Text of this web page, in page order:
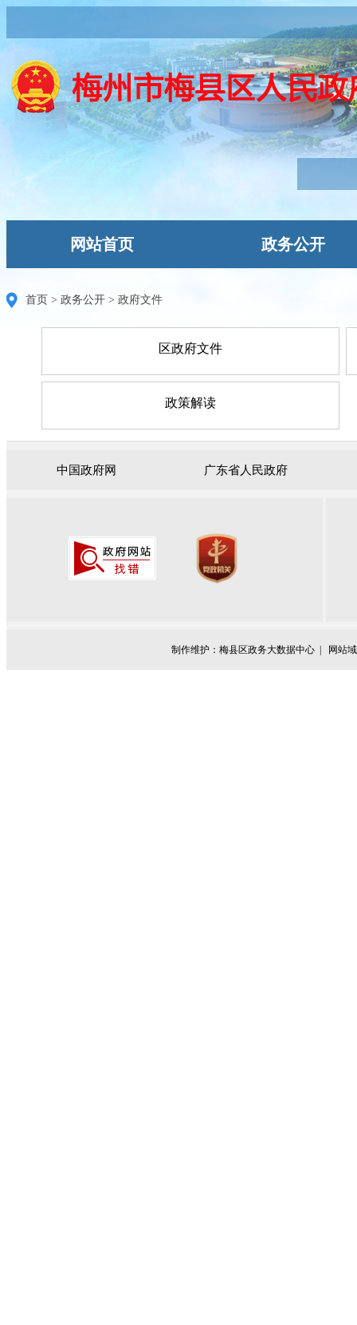
网站首页 政务公开
首页 > 政务公开 > 政府文件
区政府文件
政策解读
中国政府网 广东省人民政府
制作维护：梅县区政务大数据中心 | 网站